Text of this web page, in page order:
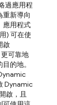
過應用程
重新導向
應用程式
) 可在使
啟
可靠地
的地。
Dynamic
啟，且